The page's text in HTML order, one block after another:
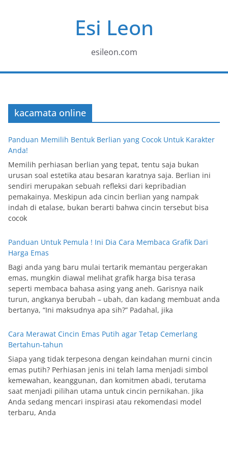
Esi Leon
esileon.com
kacamata online
Panduan Memilih Bentuk Berlian yang Cocok Untuk Karakter
Anda!
Memilih perhiasan berlian yang tepat, tentu saja bukan
urusan soal estetika atau besaran karatnya saja. Berlian ini
sendiri merupakan sebuah refleksi dari kepribadian
pemakainya. Meskipun ada cincin berlian yang nampak
indah di etalase, bukan berarti bahwa cincin tersebut bisa
cocok
Panduan Untuk Pemula ! Ini Dia Cara Membaca Grafik Dari
Harga Emas
Bagi anda yang baru mulai tertarik memantau pergerakan
emas, mungkin diawal melihat grafik harga bisa terasa
seperti membaca bahasa asing yang aneh. Garisnya naik
turun, angkanya berubah – ubah, dan kadang membuat anda
bertanya, “Ini maksudnya apa sih?” Padahal, jika
Cara Merawat Cincin Emas Putih agar Tetap Cemerlang
Bertahun-tahun
Siapa yang tidak terpesona dengan keindahan murni cincin
emas putih? Perhiasan jenis ini telah lama menjadi simbol
kemewahan, keanggunan, dan komitmen abadi, terutama
saat menjadi pilihan utama untuk cincin pernikahan. Jika
Anda sedang mencari inspirasi atau rekomendasi model
terbaru, Anda